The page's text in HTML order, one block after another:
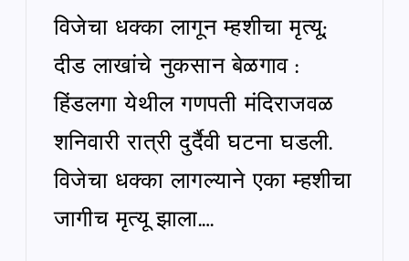
विजेचा धक्का लागून म्हशीचा मृत्यू;
दीड लाखांचे नुकसान बेळगाव :
हिंडलगा येथील गणपती मंदिराजवळ
शनिवारी रात्री दुर्दैवी घटना घडली.
विजेचा धक्का लागल्याने एका म्हशीचा
जागीच मृत्यू झाला.…